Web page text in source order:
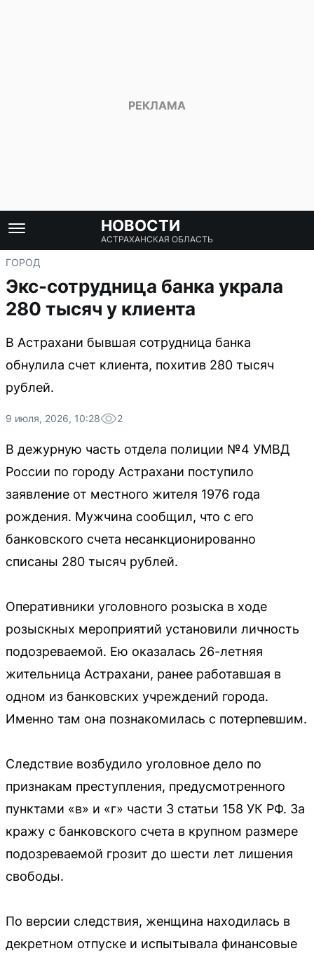
НОВОСТИ
АСТРАХАНСКАЯ ОБЛАСТЬ
ГОРОД
Экс-сотрудница банка украла
280 тысяч у клиента
В Астрахани бывшая сотрудница банка
обнулила счет клиента, похитив 280 тысяч
рублей.
9 июля, 2026, 10:28 2
В дежурную часть отдела полиции №4 УМВД
России по городу Астрахани поступило
заявление от местного жителя 1976 года
рождения. Мужчина сообщил, что с его
банковского счета несанкционированно
списаны 280 тысяч рублей.
Оперативники уголовного розыска в ходе
розыскных мероприятий установили личность
подозреваемой. Ею оказалась 26-летняя
жительница Астрахани, ранее работавшая в
одном из банковских учреждений города.
Именно там она познакомилась с потерпевшим.
Следствие возбудило уголовное дело по
признакам преступления, предусмотренного
пунктами «в» и «г» части 3 статьи 158 УК РФ. За
кражу с банковского счета в крупном размере
подозреваемой грозит до шести лет лишения
свободы.
По версии следствия, женщина находилась в
декретном отпуске и испытывала финансовые